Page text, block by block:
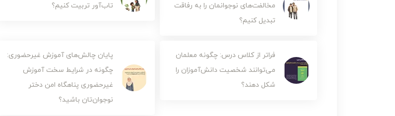
مخالفت‌های نوجوانمان را به رفاقت
تبدیل کنیم؟
تاب‌آور تربیت کنیم؟
فراتر از کلاس درس: چگونه معلمان
می‌توانند شخصیت دانش‌آموزان را
شکل دهند؟
پایان چالش‌های آموزش‌ غیرحضوری:
چگونه در شرایط سخت آموزش
غیرحضوری پناهگاه امن دختر
نوجوان‌تان باشید؟